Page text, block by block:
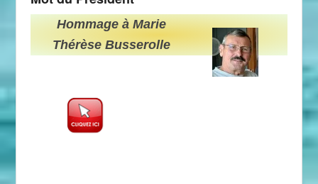
Hommage à Marie
Thérèse Busserolle